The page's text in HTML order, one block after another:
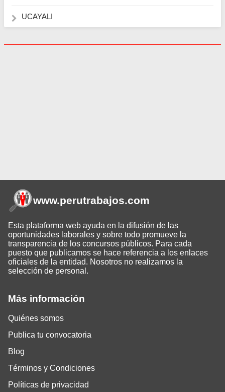
UCAYALI
Más información
Quiénes somos
Publica tu convocatoria
Blog
Términos y Condiciones
Políticas de privacidad
www.perutrabajos.com
Esta plataforma web ayuda en la difusión de las
oportunidades laborales y sobre todo promueve la
transparencia de los concursos públicos. Para cada
puesto que publicamos se hace referencia a los enlaces
oficiales de la entidad. Nosotros no realizamos la
selección de personal.